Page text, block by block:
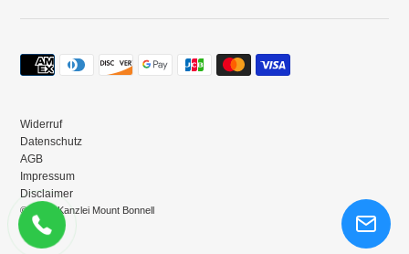
Zahlungsmethoden
© 2026,Kanzlei Mount Bonnell
Widerruf
Datenschutz
AGB
Impressum
Disclaimer